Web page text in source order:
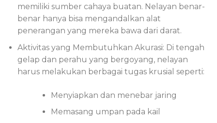
memiliki sumber cahaya buatan. Nelayan benar-
benar hanya bisa mengandalkan alat
penerangan yang mereka bawa dari darat.
Aktivitas yang Membutuhkan Akurasi: Di tengah
gelap dan perahu yang bergoyang, nelayan
harus melakukan berbagai tugas krusial seperti:
Menyiapkan dan menebar jaring
Memasang umpan pada kail